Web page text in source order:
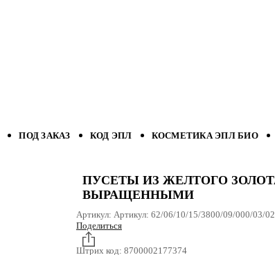
ПОД ЗАКАЗ КОД ЭПЛ КОСМЕТИКА ЭПЛ БИО
ПУСЕТЫ ИЗ ЖЕЛТОГО
ВЫРАЩЕННЫМИ
Артикул: Артикул: 62/06/10/15/3800/09/000/03/
Поделиться
Штрих код: 8700002177374